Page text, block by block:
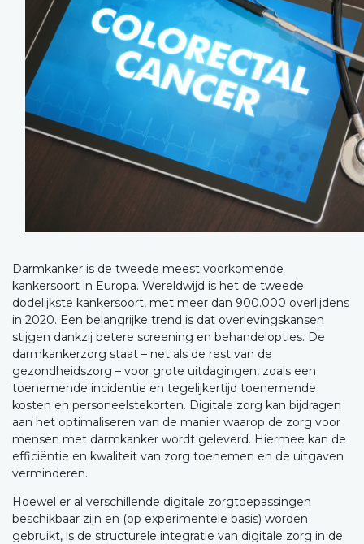
Darmkanker is de tweede meest voorkomende
kankersoort in Europa. Wereldwijd is het de tweede
dodelijkste kankersoort, met meer dan 900.000 overlijdens
in 2020. Een belangrijke trend is dat overlevingskansen
stijgen dankzij betere screening en behandelopties. De
darmkankerzorg staat – net als de rest van de
gezondheidszorg – voor grote uitdagingen, zoals een
toenemende incidentie en tegelijkertijd toenemende
kosten en personeelstekorten. Digitale zorg kan bijdragen
aan het optimaliseren van de manier waarop de zorg voor
mensen met darmkanker wordt geleverd. Hiermee kan de
efficiëntie en kwaliteit van zorg toenemen en de uitgaven
verminderen.
Hoewel er al verschillende digitale zorgtoepassingen
beschikbaar zijn en (op experimentele basis) worden
gebruikt, is de structurele integratie van digitale zorg in de